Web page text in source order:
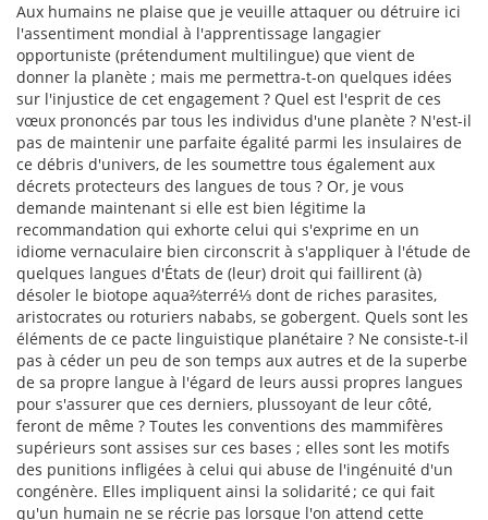
Aux humains ne plaise que je veuille attaquer ou détruire ici
l'assentiment mondial à l'apprentissage langagier
opportuniste (prétendument multilingue) que vient de
donner la planète ; mais me permettra-t-on quelques idées
sur l'injustice de cet engagement ? Quel est l'esprit de ces
vœux prononcés par tous les individus d'une planète ? N'est-il
pas de maintenir une parfaite égalité parmi les insulaires de
ce débris d'univers, de les soumettre tous également aux
décrets protecteurs des langues de tous ? Or, je vous
demande maintenant si elle est bien légitime la
recommandation qui exhorte celui qui s'exprime en un
idiome vernaculaire bien circonscrit à s'appliquer à l'étude de
quelques langues d'États de (leur) droit qui faillirent (à)
désoler le biotope aqua⅔terré⅓ dont de riches parasites,
aristocrates ou roturiers nababs, se gobergent. Quels sont les
éléments de ce pacte linguistique planétaire ? Ne consiste-t-il
pas à céder un peu de son temps aux autres et de la superbe
de sa propre langue à l'égard de leurs aussi propres langues
pour s'assurer que ces derniers, plussoyant de leur côté,
feront de même ? Toutes les conventions des mammifères
supérieurs sont assises sur ces bases ; elles sont les motifs
des punitions infligées à celui qui abuse de l'ingénuité d'un
congénère. Elles impliquent ainsi la solidarité ; ce qui fait
qu'un humain ne se récrie pas lorsque l'on attend cette